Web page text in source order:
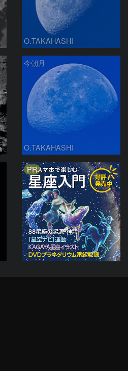
O.TAKAHASHI
今朝月
O.TAKAHASHI
PR